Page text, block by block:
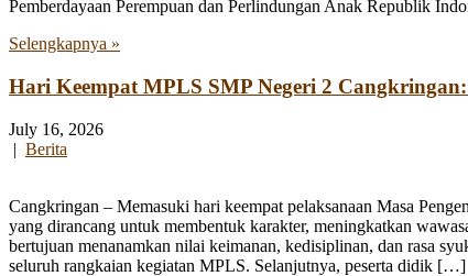
Pemberdayaan Perempuan dan Perlindungan Anak Republik
Selengkapnya »
Hari Keempat MPLS SMP Negeri 2
July 16, 2026
| Berita
Cangkringan – Memasuki hari keempat pelaksanaan Masa
yang dirancang untuk membentuk karakter, meningkatkan
bertujuan menanamkan nilai keimanan, kedisiplinan, dan rasa
seluruh rangkaian kegiatan MPLS. Selanjutnya, peserta didik […]